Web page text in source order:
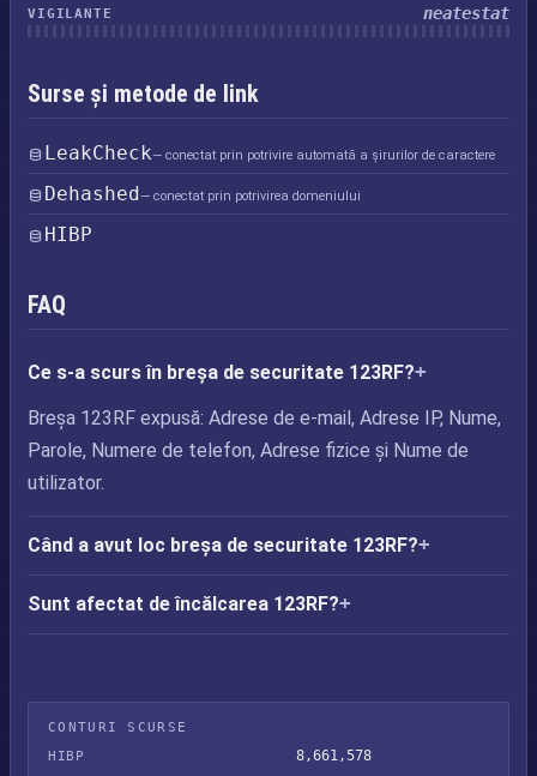
VIGILANTE neatestat
Surse și metode de link
LeakCheck— conectat prin potrivire automată a șirurilor de caractere
Dehashed— conectat prin potrivirea domeniului
HIBP
FAQ
Ce s-a scurs în breșa de securitate 123RF?
Breșa 123RF expusă: Adrese de e-mail, Adrese IP, Nume,
Parole, Numere de telefon, Adrese fizice și Nume de
utilizator.
Când a avut loc breșa de securitate 123RF?
Sunt afectat de încălcarea 123RF?
CONTURI SCURSE
HIBP
8,661,578